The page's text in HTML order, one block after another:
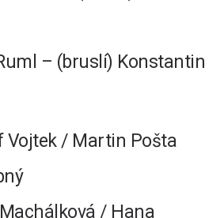
– (bruslí) Konstantin
Vojtek / Martin Pošta
/ Hana